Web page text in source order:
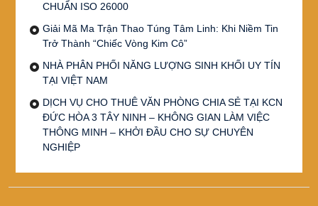
CHUẨN ISO 26000
Giải Mã Ma Trận Thao Túng Tâm Linh: Khi Niềm Tin
Trở Thành “Chiếc Vòng Kim Cô”
NHÀ PHÂN PHỐI NĂNG LƯỢNG SINH KHỐI UY TÍN
TẠI VIỆT NAM
DỊCH VỤ CHO THUÊ VĂN PHÒNG CHIA SẺ TẠI KCN
ĐỨC HÒA 3 TÂY NINH – KHÔNG GIAN LÀM VIỆC
THÔNG MINH – KHỞI ĐẦU CHO SỰ CHUYÊN
NGHIỆP